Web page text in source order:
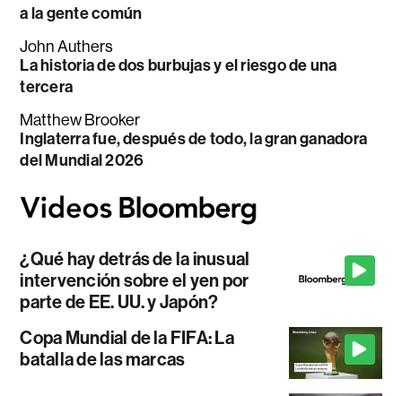
a la gente común
John Authers
La historia de dos burbujas y el riesgo de una
tercera
Matthew Brooker
Inglaterra fue, después de todo, la gran ganadora
del Mundial 2026
¿Qué hay detrás de la inusual
intervención sobre el yen por
parte de EE. UU. y Japón?
Copa Mundial de la FIFA: La
batalla de las marcas